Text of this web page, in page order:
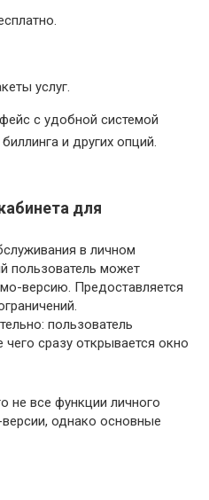
услуг.
с удобной системой
и других опций.
для
в личном
пользователь может
версию. Предоставляется
пользователь
сразу открывается окно
не все функции личного
однако основные